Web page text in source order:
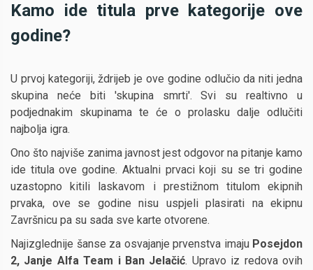
Kamo ide titula prve kategorije ove
godine?
U prvoj kategoriji, ždrijeb je ove godine odlučio da niti jedna
skupina neće biti 'skupina smrti'. Svi su realtivno u
podjednakim skupinama te će o prolasku dalje odlučiti
najbolja igra.
Ono što najviše zanima javnost jest odgovor na pitanje kamo
ide titula ove godine. Aktualni prvaci koji su se tri godine
uzastopno kitili laskavom i prestižnom titulom ekipnih
prvaka, ove se godine nisu uspjeli plasirati na ekipnu
Završnicu pa su sada sve karte otvorene.
Najizglednije šanse za osvajanje prvenstva imaju Posejdon
2, Janje Alfa Team i Ban Jelačić. Upravo iz redova ovih